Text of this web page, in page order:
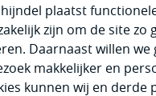
plaatst
zijn om de site zo
Daarnaast willen we
makkelijker en
kunnen wij en derde
Niet